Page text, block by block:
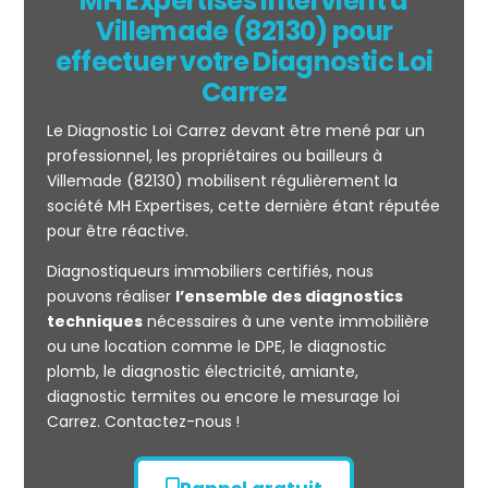
Mesurage
CARREZ
Villemade (82130) pour
effectuer votre Diagnostic Loi
Carrez
Le Diagnostic Loi Carrez devant être mené par un
professionnel, les propriétaires ou bailleurs à
Villemade (82130) mobilisent régulièrement la
société MH Expertises, cette dernière étant réputée
pour être réactive.
Diagnostiqueurs immobiliers certifiés, nous
pouvons réaliser l’ensemble des diagnostics
techniquesnécessaires à une vente immobilière
ou une location comme le DPE, le diagnostic
plomb, le diagnostic électricité, amiante,
diagnostic termites ou encore le mesurage loi
Carrez. Contactez-nous !